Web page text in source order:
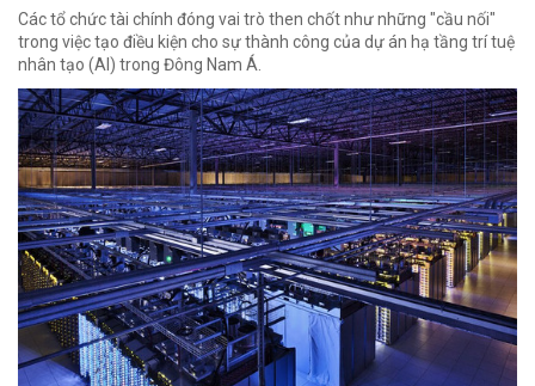
Các tổ chức tài chính đóng vai trò then chốt như những "cầu nối"
trong việc tạo điều kiện cho sự thành công của dự án hạ tầng trí tuệ
nhân tạo (AI) trong Đông Nam Á.